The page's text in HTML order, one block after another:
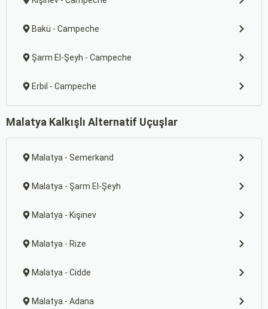
Bakü - Campeche
Şarm El-Şeyh - Campeche
Erbil - Campeche
Malatya Kalkışlı Alternatif Uçuşlar
Malatya - Semerkand
Malatya - Şarm El-Şeyh
Malatya - Kişinev
Malatya - Rize
Malatya - Cidde
Malatya - Adana